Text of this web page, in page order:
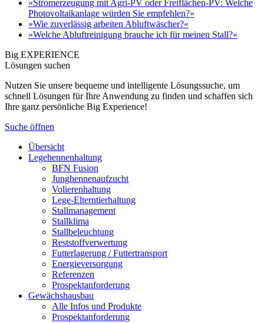
»Stromerzeugung mit Agri-PV oder Freiflächen-PV: Welche
Photovoltaikanlage würden Sie empfehlen?«
»Wie zuverlässig arbeiten Abluftwäscher?«
»Welche Abluftreinigung brauche ich für meinen Stall?«
Big EXPERIENCE
Lösungen suchen
Nutzen Sie unsere bequeme und intelligente Lösungssuche, um
schnell Lösungen für Ihre Anwendung zu finden und schaffen sich
Ihre ganz persönliche Big Experience!
Suche öffnen
Übersicht
Legehennenhaltung
BFN Fusion
Junghennenaufzucht
Volierenhaltung
Lege-Elterntierhaltung
Stallmanagement
Stallklima
Stallbeleuchtung
Reststoffverwertung
Futterlagerung / Futtertransport
Energieversorgung
Referenzen
Prospektanforderung
Gewächshausbau
Alle Infos und Produkte
Prospektanforderung